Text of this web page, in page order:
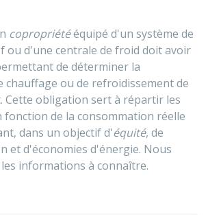
copropriétééquipé d'un système de
ou d'une centrale de froid doit avoir
de déterminer la
chauffage ou de refroidissement de
Cette obligation sert à répartir les
de la consommation réelle
dans un objectif d'équité, de
et d'économies d'énergie. Nous
informations à connaître.